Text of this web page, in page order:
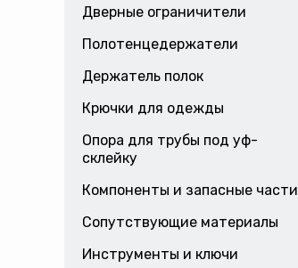
Дверные ограничители
Полотенцедержатели
Держатель полок
Крючки для одежды
Опора для трубы под уф-
склейку
Компоненты и запасные части
Сопутствующие материалы
Инструменты и ключи